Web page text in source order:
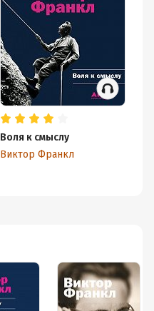
Воля к смыслу
Виктор Франкл